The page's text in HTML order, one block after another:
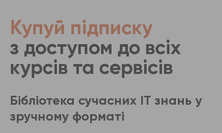
Купуй підписку
з доступом до всіх
курсів та сервісів
Бібліотека сучасних IT знань у
зручному форматі